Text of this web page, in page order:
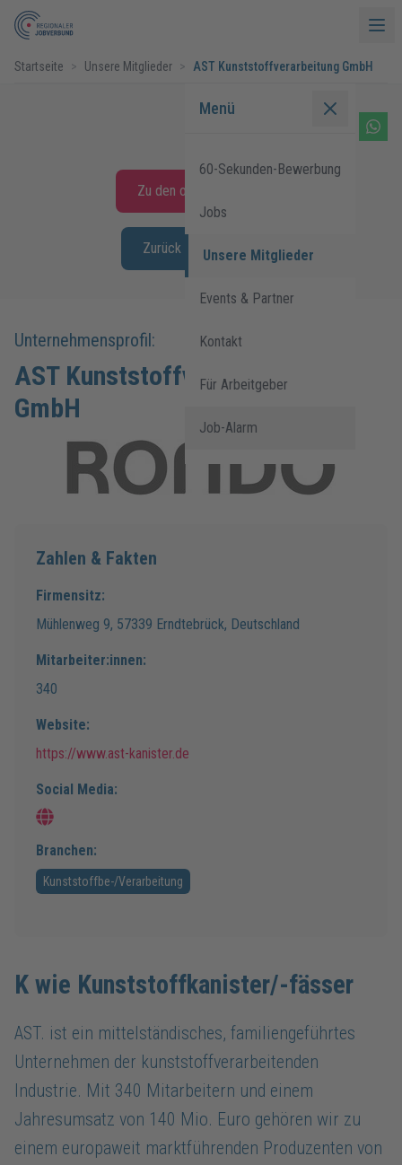
Startseite > Unsere Mitglieder > AST Kunststoffverarbeitung GmbH
Menü
60-Sekunden-Bewerbung
Jobs
Unsere Mitglieder
Events & Partner
Kontakt
Für Arbeitgeber
Job-Alarm
Zu den offenen Stellen
Zurück zur Übersicht
Unternehmensprofil:
AST Kunststoffverarbeitung
GmbH
Zahlen & Fakten
Firmensitz:
Mühlenweg 9, 57339 Erndtebrück, Deutschland
Mitarbeiter:innen:
340
Website:
https://www.ast-kanister.de
Social Media:
Branchen:
Kunststoffbe-/Verarbeitung
K wie Kunststoffkanister/-fässer
AST. ist ein mittelständisches, familiengeführtes
Unternehmen der kunststoffverarbeitenden
Industrie. Mit 340 Mitarbeitern und einem
Jahresumsatz von 140 Mio. Euro gehören wir zu
einem europaweit marktführenden Produzenten von